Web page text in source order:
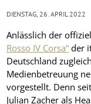
Anlässlich der
Rosso IV Corsa“ der
Deutschland
Medienbetreuung
vorgestellt. Denn
Julian Zacher als
DIENSTAG, 26. APRIL 2022